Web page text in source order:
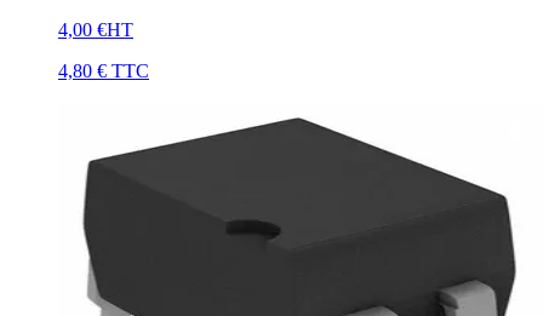
4,00 €HT
4,80 € TTC